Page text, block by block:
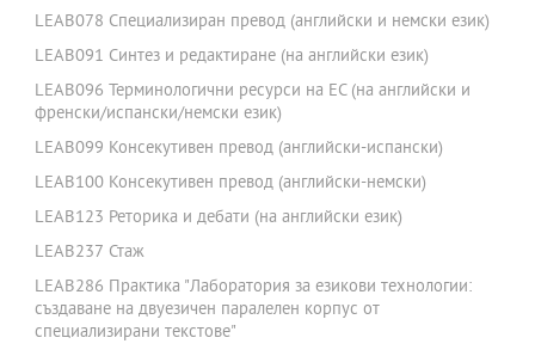
LEAB078 Специализиран превод (английски и немски език)
LEAB091 Синтез и редактиране (на английски език)
LEAB096 Терминологични ресурси на ЕС (на английски и
френски/испански/немски език)
LEAB099 Консекутивен превод (английски-испански)
LEAB100 Консекутивен превод (английски-немски)
LEAB123 Реторика и дебати (на английски език)
LEAB237 Стаж
LEAB286 Практика "Лаборатория за езикови технологии:
създаване на двуезичен паралелен корпус от
специализирани текстове"